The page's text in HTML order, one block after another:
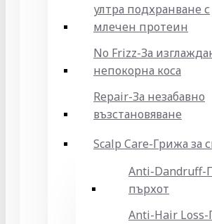
ултра подхранване с
млечен протеин
No Frizz-За
непокорна коса
Repair-За незабавно
възстановяване
Scalp Care-Грижа за
Anti-Dandruff-
пърхот
Anti-Hair